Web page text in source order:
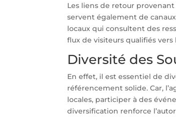
Les liens de retour
servent également de
locaux qui consultent des
flux de visiteurs qualifiés vers
Diversité des
En effet, il est essentiel de
référencement solide. Car,
locales, participer à des
diversification renforce